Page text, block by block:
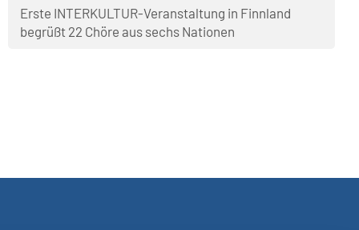
Erste INTERKULTUR-Veranstaltung in Finnland
begrüßt 22 Chöre aus sechs Nationen